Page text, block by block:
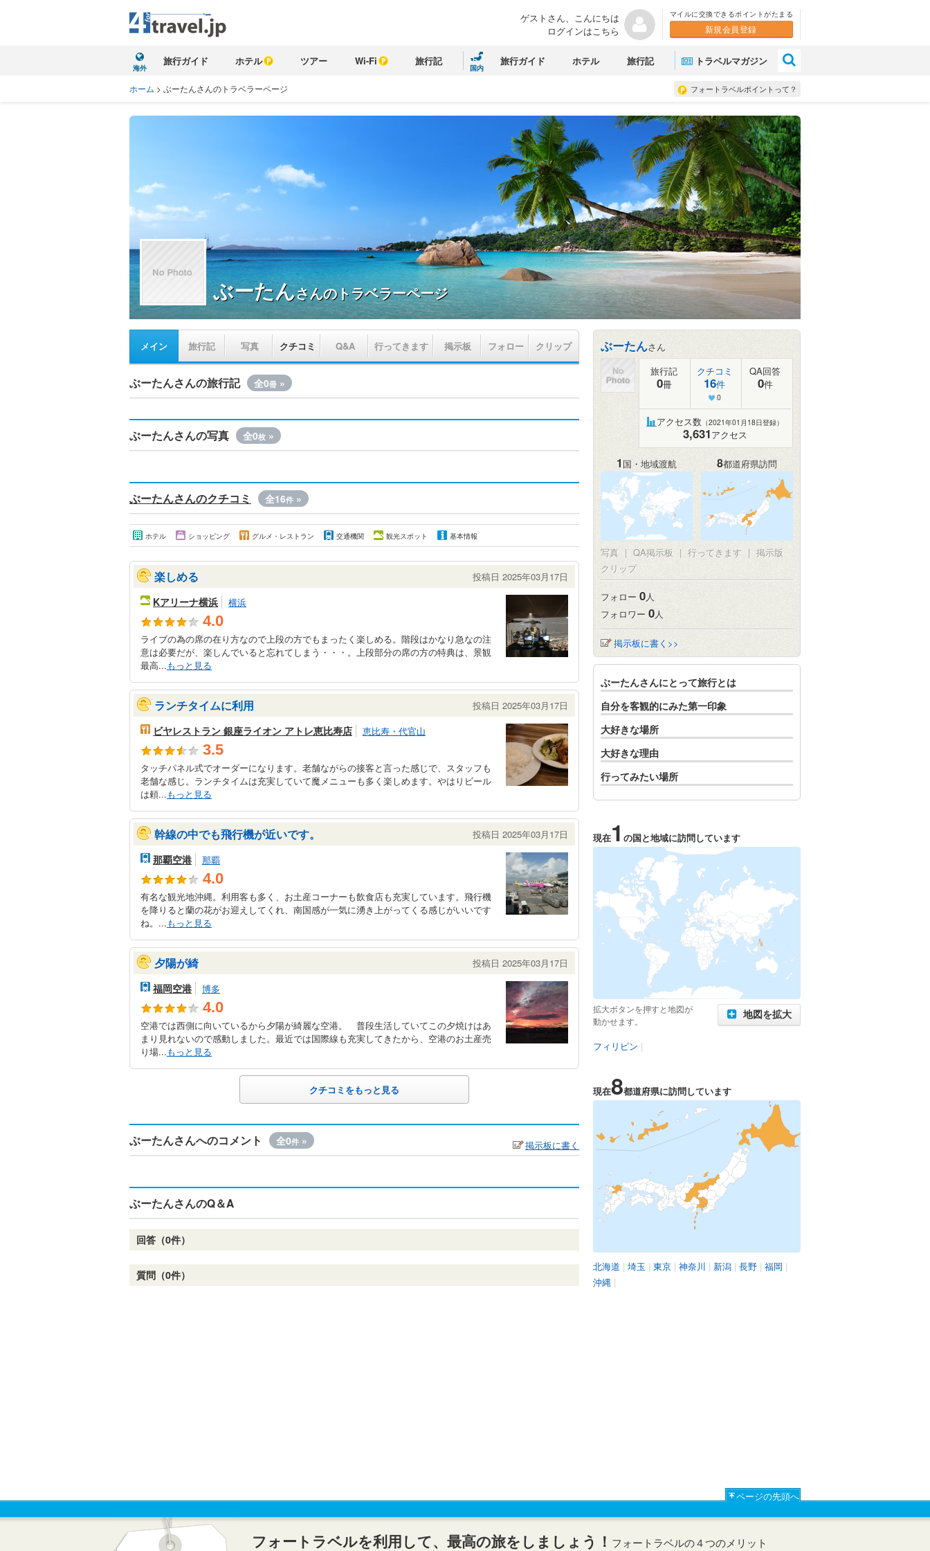
ゲストさん、こんにちは
ログインはこちら
マイルに交換できるポイントがたまる
新規会員登録
海外
旅行ガイド ホテル ツアー Wi-Fi 旅行記
国内
旅行ガイド ホテル 旅行記 トラベルマガジン
フォートラベルポイントって？
ホーム > ぶーたんさんのトラベラーページ
ぶーたんさんのトラベラーページ
メイン 旅行記 写真 クチコミ Q&A 行ってきます 掲示板 フォロー クリップ
ぶーたんさんの旅行記 全0冊 »
ぶーたんさんの写真 全0枚 »
ぶーたんさんのクチコミ 全16件 »
ホテル ショッピング グルメ・レストラン 交通機関 観光スポット 基本情報
楽しめる 投稿日 2025年03月17日
Kアリーナ横浜 横浜
4.0
ライブの為の席の在り方なので上段の方でもまったく楽しめる。階段はかなり急なの注
意は必要だが、楽しんでいると忘れてしまう・・・。上段部分の席の方の特典は、景観
最高...もっと見る
ランチタイムに利用 投稿日 2025年03月17日
ビヤレストラン 銀座ライオン アトレ恵比寿店 恵比寿・代官山
3.5
タッチパネル式でオーダーになります。老舗ながらの接客と言った感じで、スタッフも
老舗な感じ。ランチタイムは充実していて魔メニューも多く楽しめます。やはりビール
は頼...もっと見る
幹線の中でも飛行機が近いです。 投稿日 2025年03月17日
那覇空港 那覇
4.0
有名な観光地沖縄。利用客も多く、お土産コーナーも飲食店も充実しています。飛行機
を降りると蘭の花がお迎えしてくれ、南国感が一気に湧き上がってくる感じがいいです
ね。...もっと見る
夕陽が綺 投稿日 2025年03月17日
福岡空港 博多
4.0
空港では西側に向いているから夕陽が綺麗な空港。 普段生活していてこの夕焼けはあ
まり見れないので感動しました。最近では国際線も充実してきたから、空港のお土産売
り場...もっと見る
クチコミをもっと見る
ぶーたんさんへのコメント 全0件 » 掲示板に書く
ぶーたんさんのQ＆A
回答（0件）
質問（0件）
ぶーたんさん
旅行記
0冊
クチコミ
16件
0
QA回答
0件
アクセス数 （2021年01月18日登録）
3,631アクセス
1国・地域渡航 8都道府県訪問
写真 | QA掲示板 | 行ってきます | 掲示版
クリップ
フォロー 0人
フォロワー 0人
掲示板に書く>>
ぶーたんさんにとって旅行とは
自分を客観的にみた第一印象
大好きな場所
大好きな理由
行ってみたい場所
現在1 の国と地域に訪問しています
拡大ボタンを押すと地図が
動かせます。
地図を拡大
フィリピン |
現在8都道府県に訪問しています
北海道 | 埼玉 | 東京 | 神奈川 | 新潟 | 長野 | 福岡 |
沖縄 |
ページの先頭へ
フォートラベルを利用して、最高の旅をしましょう！ フォートラベルの４つのメリット